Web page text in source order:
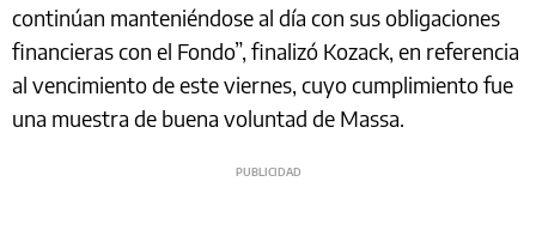
continúan manteniéndose al día con sus obligaciones
financieras con el Fondo”, finalizó Kozack, en referencia
al vencimiento de este viernes, cuyo cumplimiento fue
una muestra de buena voluntad de Massa.